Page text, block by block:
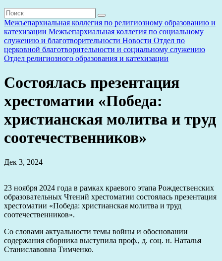
Межъепархиальная коллегия по религиозному образованию и
катехизации Межъепархиальная коллегия по социальному
служению и благотворительности Новости Отдел по
церковной благотворительности и социальному служению
Отдел религиозного образования и катехизации
Состоялась презентация
хрестоматии «Победа:
христианская молитва и труд
соотечественников»
Дек 3, 2024
23 ноября 2024 года в рамках краевого этапа Рождественских
образовательных Чтений хрестоматии состоялась презентация
хрестоматии «Победа: христианская молитва и труд
соотечественников».
Со словами актуальности темы войны и обосновании
содержания сборника выступила проф., д. соц. н. Наталья
Станиславовна Тимченко.